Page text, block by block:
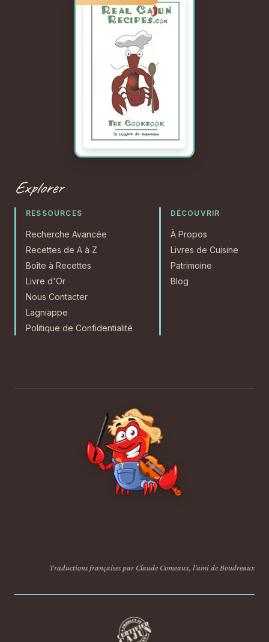
Explorer
RESSOURCES
Recherche Avancée
Recettes de A à Z
Boîte à Recettes
Livre d'Or
Nous Contacter
Lagniappe
Politique de Confidentialité
DÉCOUVRIR
À Propos
Livres de Cuisine
Patrimoine
Blog
Traductions françaises par Claude Comeaux, l'ami de Boudreaux